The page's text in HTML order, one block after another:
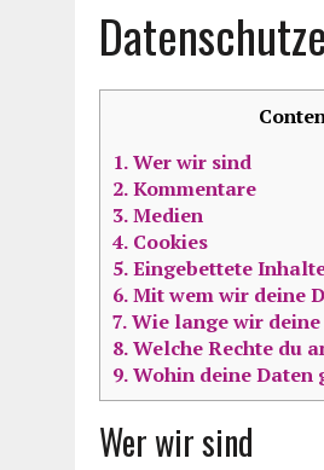
15. JUNI 2026
WAS FINDEN
1.Wer wir sind
2.Kommentare
3.Medien
4. Cookies
5.Eingebettete
6.Mit wem wir deine
7.Wie lange wir
8.Welche Rechte du
9.Wohin deine Daten
Wer wir sind